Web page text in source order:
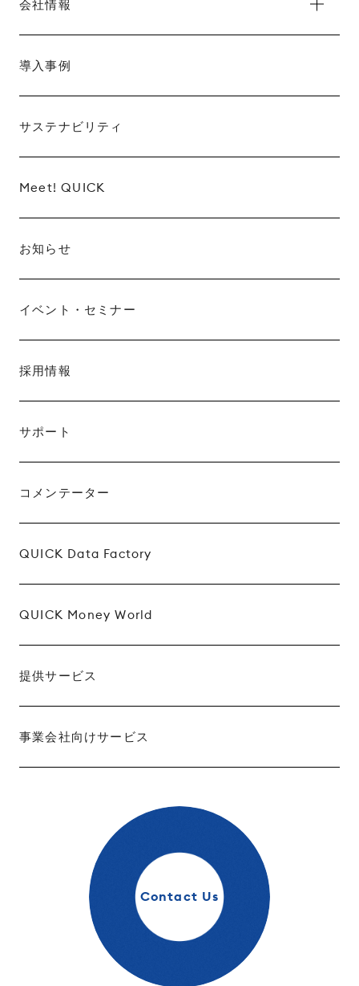
会社情報
導入事例
サステナビリティ
Meet! QUICK
お知らせ
イベント・セミナー
採用情報
サポート
コメンテーター
QUICK Data Factory
QUICK Money World
提供サービス
事業会社向けサービス
Contact Us